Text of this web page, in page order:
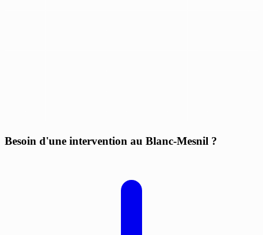
Besoin d'une intervention au Blanc-Mesnil ?